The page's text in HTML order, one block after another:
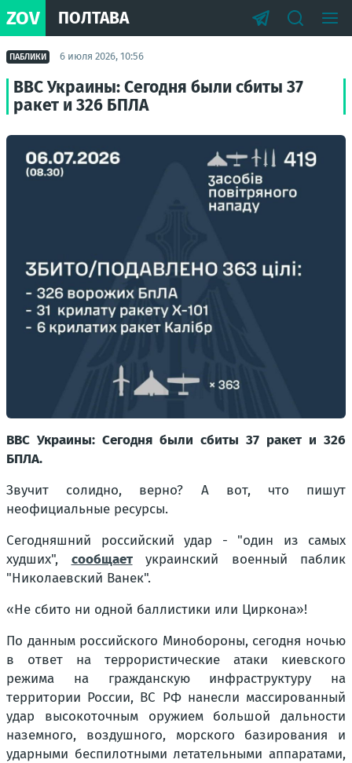
ZOV ПОЛТАВА
ПАБЛИКИ 6 июля 2026, 10:56
ВВС Украины: Сегодня были сбиты 37
ракет и 326 БПЛА
ВВС Украины: Сегодня были сбиты 37 ракет и 326
БПЛА.
Звучит солидно, верно? А вот, что пишут
неофициальные ресурсы.
Сегодняшний российский удар - "один из самых
худших", сообщаетукраинский военный паблик
"Николаевский Ванек".
«Не сбито ни одной баллистики или Циркона»!
По данным российского Минобороны, сегодня ночью
в ответ на террористические атаки киевского
режима на гражданскую инфраструктуру на
территории России, ВС РФ нанесли массированный
удар высокоточным оружием большой дальности
наземного, воздушного, морского базирования и
ударными беспилотными летательными аппаратами,